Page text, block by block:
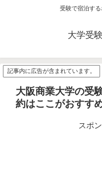
受験で宿泊す
大学受
記事内に広告が含まれています。
大阪商業大学の受
約はここがおすす
スポ